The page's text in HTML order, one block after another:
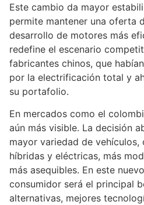
Este cambio da mayor
permite mantener una oferta
desarrollo de motores más
redefine el escenario
fabricantes chinos, que
por la electrificación total y
su portafolio.
En mercados como el
aún más visible. La decisión
mayor variedad de vehículos,
híbridas y eléctricas, más
más asequibles. En este
consumidor será el principal
alternativas, mejores